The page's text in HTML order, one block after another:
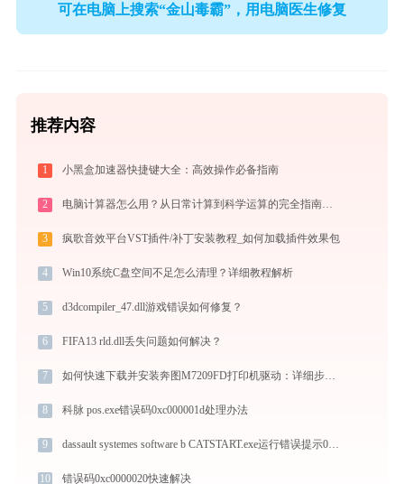
可在电脑上搜索“金山毒霸”，用电脑医生修复
推荐内容
1 小黑盒加速器快捷键大全：高效操作必备指南
2 电脑计算器怎么用？从日常计算到科学运算的完全指南（附隐藏功能）
3 疯歌音效平台VST插件/补丁安装教程_如何加载插件效果包
4 Win10系统C盘空间不足怎么清理？详细教程解析
5 d3dcompiler_47.dll游戏错误如何修复？
6 FIFA13 rld.dll丢失问题如何解决？
7 如何快速下载并安装奔图M7209FD打印机驱动：详细步骤解析
8 科脉 pos.exe错误码0xc000001d处理办法
9 dassault systemes software b CATSTART.exe运行错误提示0xc0000022的解决办法
10 错误码0xc0000020快速解决